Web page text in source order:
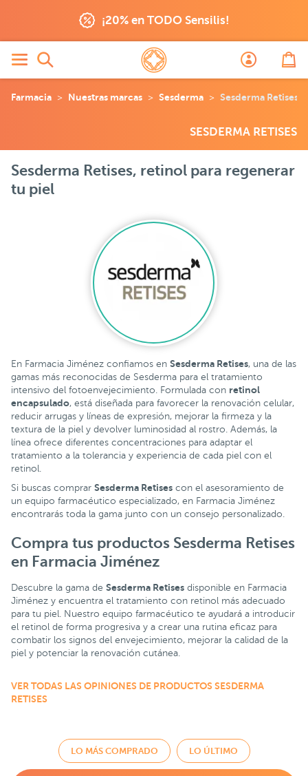
¡20% en TODO Sensilis!
Farmacia Nuestras marcas Sesderma Sesderma Retises
SESDERMA RETISES
Sesderma Retises, retinol para regenerar
tu piel
En Farmacia Jiménez confiamos en Sesderma Retises, una de las
gamas más reconocidas de Sesderma para el tratamiento
intensivo del fotoenvejecimiento. Formulada con retinol
encapsulado, está diseñada para favorecer la renovación celular,
reducir arrugas y líneas de expresión, mejorar la firmeza y la
textura de la piel y devolver luminosidad al rostro. Además, la
línea ofrece diferentes concentraciones para adaptar el
tratamiento a la tolerancia y experiencia de cada piel con el
retinol.
Si buscas comprar Sesderma Retises con el asesoramiento de
un equipo farmacéutico especializado, en Farmacia Jiménez
encontrarás toda la gama junto con un consejo personalizado.
Compra tus productos Sesderma Retises
en Farmacia Jiménez
Descubre la gama de Sesderma Retises disponible en Farmacia
Jiménez y encuentra el tratamiento con retinol más adecuado
para tu piel. Nuestro equipo farmacéutico te ayudará a introducir
el retinol de forma progresiva y a crear una rutina eficaz para
combatir los signos del envejecimiento, mejorar la calidad de la
piel y potenciar la renovación cutánea.
VER TODAS LAS OPINIONES DE PRODUCTOS SESDERMA
RETISES
LO MÁS COMPRADO LO ÚLTIMO